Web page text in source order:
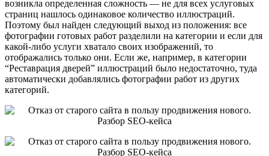
возникла определенная сложность — не для всех услуговых
страниц нашлось одинаковое количество иллюстраций.
Поэтому был найден следующий выход из положения: все
фотографии готовых работ разделили на категории и если для
какой-либо услуги хватало своих изображений, то
отображались только они. Если же, например, в категории
“Реставрация дверей” иллюстраций было недостаточно, туда
автоматически добавлялись фотографии работ из других
категорий.